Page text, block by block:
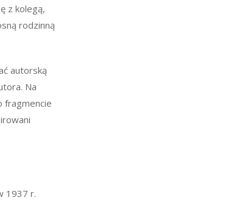
z kolegą,
rodzinną
autorską
Na
fragmencie
1937 r.